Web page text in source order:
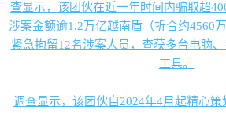
查显示，该团伙在近一年时间内骗取超
涉案金额逾1.2万亿越南盾（折合约4560
紧急拘留12名涉案人员，查获多台电脑
工具。
调查显示，该团伙自2024年4月起精心策